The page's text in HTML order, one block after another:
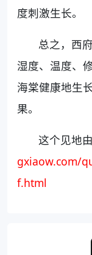
度刺激生长。
总之，西
湿度、温度、
海棠健康地生
果。
这个见地
gxiaow.com/
f.html